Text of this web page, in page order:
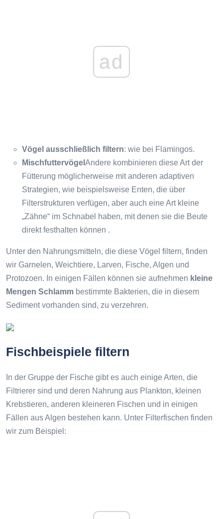
ad
Vögel ausschließlich filtern: wie bei Flamingos.
Mischfuttervögel Andere kombinieren diese Art der
Fütterung möglicherweise mit anderen adaptiven
Strategien, wie beispielsweise Enten, die über
Filterstrukturen verfügen, aber auch eine Art kleine
„Zähne“ im Schnabel haben, mit denen sie die Beute
direkt festhalten können .
Unter den Nahrungsmitteln, die diese Vögel filtern, finden
wir Garnelen, Weichtiere, Larven, Fische, Algen und
Protozoen. In einigen Fällen können sie aufnehmen kleine
Mengen Schlamm bestimmte Bakterien, die in diesem
Sediment vorhanden sind, zu verzehren.
Fischbeispiele filtern
In der Gruppe der Fische gibt es auch einige Arten, die
Filtrierer sind und deren Nahrung aus Plankton, kleinen
Krebstieren, anderen kleineren Fischen und in einigen
Fällen aus Algen bestehen kann. Unter Filterfischen finden
wir zum Beispiel: